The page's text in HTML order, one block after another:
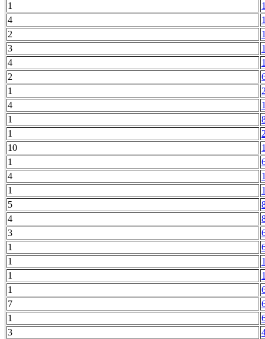
1
4
2
3
4
2
1
4
1
1
10
1
4
1
5
4
3
1
1
1
1
7
1
3